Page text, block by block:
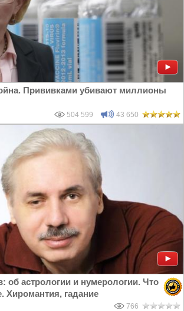
Прививками убивают миллионы
504 599 43 650
об астрологии и нумерологии. Что
Хиромантия, гадание
766